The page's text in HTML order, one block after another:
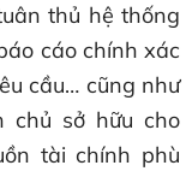
thủ hệ thống
cáo chính xác
cầu… cũng như
chủ sở hữu cho
tài chính phù